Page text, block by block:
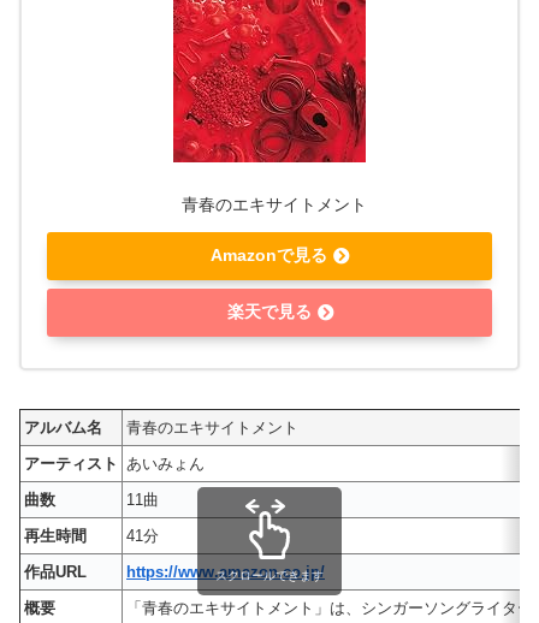
青春のエキサイトメント
Amazonで見る
楽天で見る
アルバム名
青春のエキサイトメント
アーティスト
あいみょん
曲数
11曲
再生時間
41分
作品URL
https://www.amazon.co.jp/
概要
「青春のエキサイトメント」は、シンガーソングライタ
スクロールできます